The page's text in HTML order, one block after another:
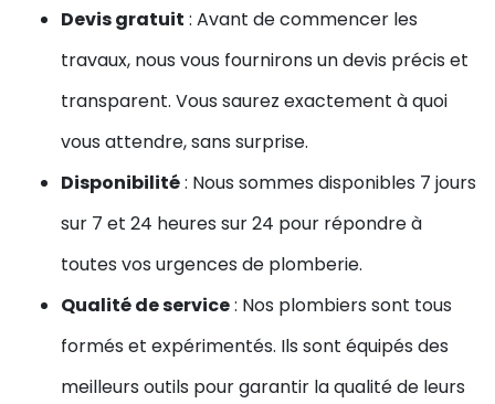
Devis gratuit : Avant de commencer les
travaux, nous vous fournirons un devis précis et
transparent. Vous saurez exactement à quoi
vous attendre, sans surprise.
Disponibilité: Nous sommes disponibles 7 jours
sur 7 et 24 heures sur 24 pour répondre à
toutes vos urgences de plomberie.
Qualité de service: Nos plombiers sont tous
formés et expérimentés. Ils sont équipés des
meilleurs outils pour garantir la qualité de leurs